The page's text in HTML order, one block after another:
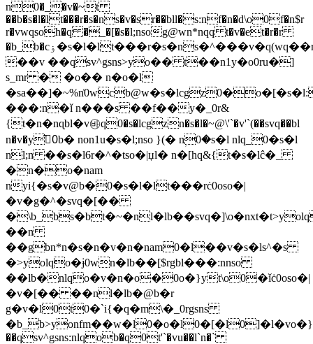
n0�_�v�~t
��b�s�l�lt���r�s�ns�v�sr��bll�s:nf�n�d\o0f�n$r
r�vwqsoh�q �_�[�s�l;nsog@wn*nqq t�v�et�r�r
�b_b�cۏ�s�l�lt���r�s�ns�^���v�q(wq��r�r0
��v ��qsv^gsns>yo�� t��n1y�o0ru�]
s_mr � �o�� n�o�l
���:n�ǐ n���s ��f��y�_0r&
{t�n�nɋbl�v㉳q0�s�lcgzn�s�l�~@\'`�v'`(��svq��bl
n�v�y0ُ̑b� non1u�s�l;nso }(� nؚ0�s�l nlq_0�s�l
nl;n ��s�l6r�^�tso�|џl� n�[hq&{t�s�lĉ�_
�n�o�nam
nyi{�s�v@b�0�s�l�lt���rċ0oso�|
�v�g�^�svq�[��
��n
��gbn*n�s�n�v�n�nam0�l��v�s�ls^�s
�>yolqo�ɉ0wn�lb��[$rgbl���:nnso
��lb�nlqo�v�n�o�0o�}yt\o0�ǐċ0oso�|
�v�[�� ��nl�lb�@b�r
g�v�l0t0�`i{�q�m\�_0rgsns
��qsv^gsns:nlqob�q0t'`�vu��l`n�`